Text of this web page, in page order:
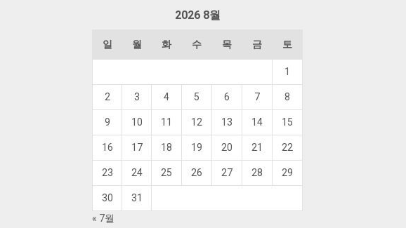
2026 8월
일 월 화 수 목 금 토
1
2 3 4 5 6 7 8
9 10 11 12 13 14 15
16 17 18 19 20 21 22
23 24 25 26 27 28 29
30
31
« 7월